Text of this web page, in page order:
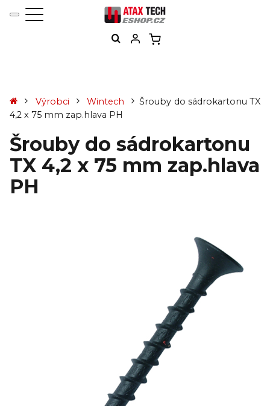
Výrobci Wintech
Šrouby do sádrokartonu TX
4,2 x 75 mm zap.hlava PH
Šrouby do sádrokartonu
TX 4,2 x 75 mm zap.hlava
PH